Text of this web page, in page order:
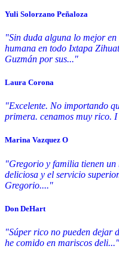
Yuli Solorzano Peñaloza
"Sin duda alguna lo mejor
humana en todo Ixtapa
Guzmán por sus..."
Laura Corona
"Excelente. No importando
primera. cenamos muy rico.
Marina Vazquez O
"Gregorio y familia tienen un
deliciosa y el servicio
Gregorio...."
Don DeHart
"Súper rico no pueden dejar
he comido en mariscos deli..."